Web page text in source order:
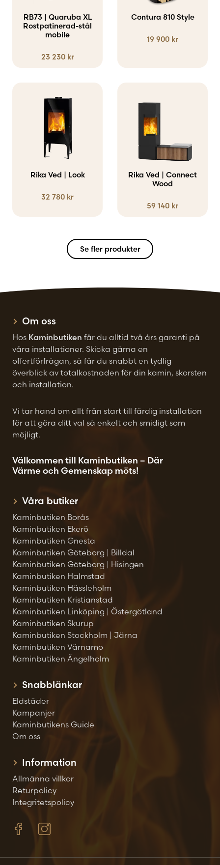
Se fler produkter
RB73 | Quaruba XL
Rostpatinerad-stål
mobile
23 230 kr
Contura 810 Style
19 900 kr
varianter.
produktsidan
Rika Ved | Look
32 780 kr
produkten
varianter.
Rika Ved | Connect
Wood
59 140 kr
Om oss
Hos Kaminbutiken får du alltid två års garanti på
våra installationer. Skicka gärna en
offertförfrågan, så får du snabbt en tydlig
överblick av totalkostnaden för din kamin, skorsten
och installation.
Vi tar hand om allt från start till färdig installation
för att göra ditt val så enkelt och smidigt som
möjligt.
Välkommen till Kaminbutiken – Där
Värme och Gemenskap möts!
Våra butiker
Kaminbutiken Borås
Kaminbutiken Ekerö
Kaminbutiken Gnesta
Kaminbutiken Göteborg | Billdal
Kaminbutiken Göteborg | Hisingen
Kaminbutiken Halmstad
Kaminbutiken Hässleholm
Kaminbutiken Kristianstad
Kaminbutiken Linköping | Östergötland
Kaminbutiken Skurup
Kaminbutiken Stockholm | Järna
Kaminbutiken Värnamo
Kaminbutiken Ängelholm
Snabblänkar
Eldstäder
Kampanjer
Kaminbutikens Guide
Om oss
Information
Allmänna villkor
Returpolicy
Integritetspolicy